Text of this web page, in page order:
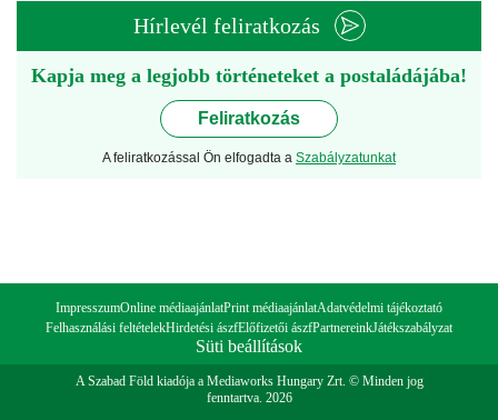
Hírlevél feliratkozás
Kapja meg a legjobb történeteket a postaládájába!
Feliratkozás
A feliratkozással Ön elfogadta a Szabályzatunkat
ImpresszumOnline médiaajánlatPrint médiaajánlatAdatvédelmi tájékoztató
Felhasználási feltételekHirdetési ászfElőfizetői ászfPartnereinkJátékszabályzat
Süti beállítások
A Szabad Föld kiadója a Mediaworks Hungary Zrt. © Minden jog
fenntartva. 2026